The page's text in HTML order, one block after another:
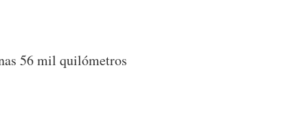
56 mil quilómetros